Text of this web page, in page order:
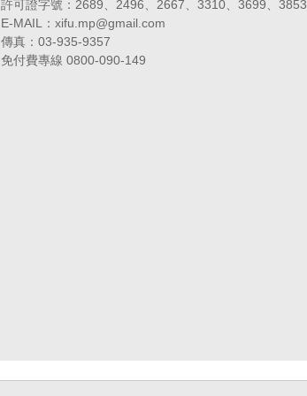
許可證字號：2689、2496、2667、3310、3699、3853
E-MAIL：xifu.mp@gmail.com
傳真：03-935-9357
免付費專線 0800-090-149